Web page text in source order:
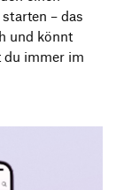
– das
und könnt
du immer im